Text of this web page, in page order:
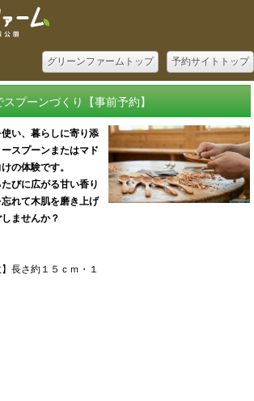
予約サイトトップ
グリーンファームトップ
プーンづくり【事前予約】
い、暮らしに寄り添
スプーンまたはマド
の体験です。
びに広がる甘い香り
れて木肌を磨き上げ
ませんか？
長さ約１５ｃｍ・１